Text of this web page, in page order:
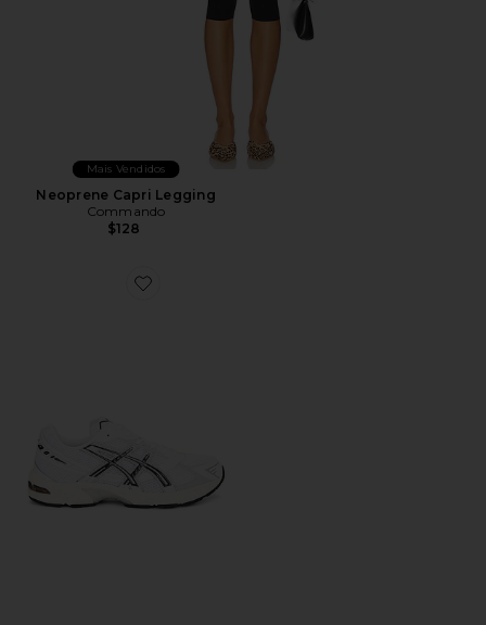
Mais Vendidos
Neoprene Capri Legging
Commando
$128
Favorite GEL-1130